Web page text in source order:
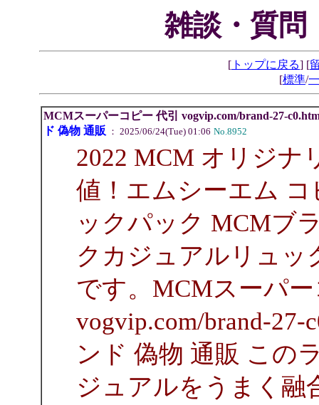
雑談・質問
[ トップに戻る] [
[標準/
MCMスーパーコピー 代引 vogvip.com/brand-27-
ド 偽物 通販 ： 2025/06/24(Tue) 01:06 No.8952
2022 MCM オリジナ
値！エムシーエム
ックパック MCMブ
クカジュアルリュッ
です。MCMスーパ
vogvip.com/brand-
ンド 偽物 通販 この
ジュアルをうまく融